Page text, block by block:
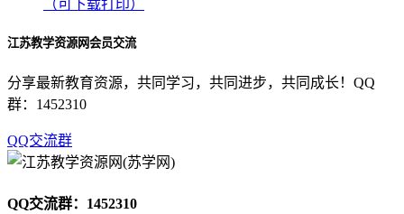
（可下载打印）
江苏教学资源网会员交流
分享最新教育资源，共同学习，共同进步，共同成长！QQ
群：1452310
QQ交流群
QQ交流群：1452310